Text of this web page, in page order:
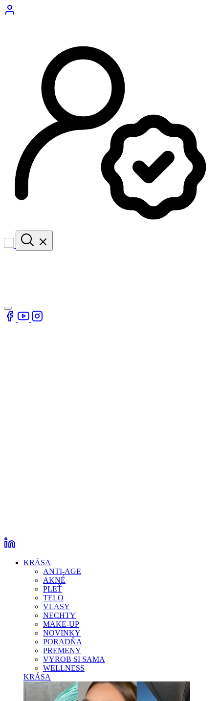
KRÁSA
ANTI-AGE
AKNÉ
PLEŤ
TELO
VLASY
NECHTY
MAKE-UP
NOVINKY
PORADŇA
PREMENY
VYROB SI SAMA
WELLNESS
KRÁSA